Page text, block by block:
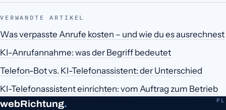
VERWANDTE ARTIKEL
Was verpasste Anrufe kosten – und wie du es ausrechnest
KI-Anrufannahme: was der Begriff bedeutet
Telefon-Bot vs. KI-Telefonassistent: der Unterschied
KI-Telefonassistent einrichten: vom Auftrag zum Betrieb
webRichtung.